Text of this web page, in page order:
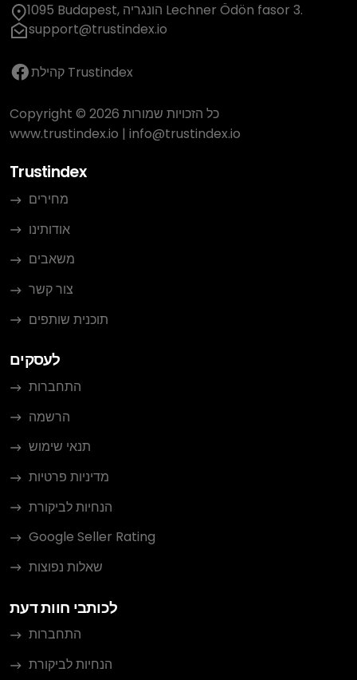
1095 Budapest, הונגריה Lechner Ödön fasor 3.
support@trustindex.io
קהילת Trustindex
Copyright © 2026 כל הזכויות שמורות
www.trustindex.io | info@trustindex.io
Trustindex
מחירים
אודותינו
משאבים
צור קשר
תוכנית שותפים
לעסקים
התחברות
הרשמה
תנאי שימוש
מדיניות פרטיות
הנחיות לביקורת
Google Seller Rating
שאלות נפוצות
לכותבי חוות דעת
התחברות
הנחיות לביקורת